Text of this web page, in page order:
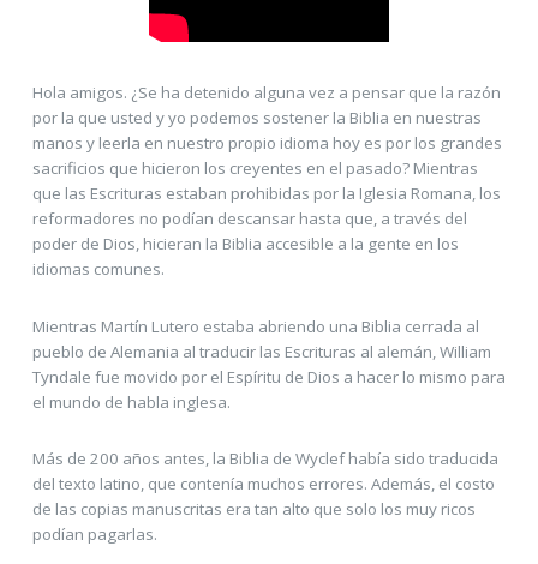
Hola amigos. ¿Se ha detenido alguna vez a pensar que la razón
por la que usted y yo podemos sostener la Biblia en nuestras
manos y leerla en nuestro propio idioma hoy es por los grandes
sacrificios que hicieron los creyentes en el pasado? Mientras
que las Escrituras estaban prohibidas por la Iglesia Romana, los
reformadores no podían descansar hasta que, a través del
poder de Dios, hicieran la Biblia accesible a la gente en los
idiomas comunes.
Mientras Martín Lutero estaba abriendo una Biblia cerrada al
pueblo de Alemania al traducir las Escrituras al alemán, William
Tyndale fue movido por el Espíritu de Dios a hacer lo mismo para
el mundo de habla inglesa.
Más de 200 años antes, la Biblia de Wyclef había sido traducida
del texto latino, que contenía muchos errores. Además, el costo
de las copias manuscritas era tan alto que solo los muy ricos
podían pagarlas.